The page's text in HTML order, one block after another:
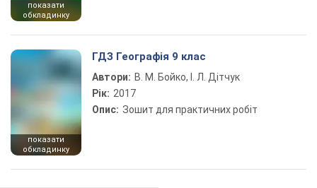
показати
обкладинку
показати
обкладинку
ГДЗ Географія 9 клас
Автори: В. М. Бойко, І. Л. Дітчук
Рік: 2017
Опис: Зошит для практичних робіт